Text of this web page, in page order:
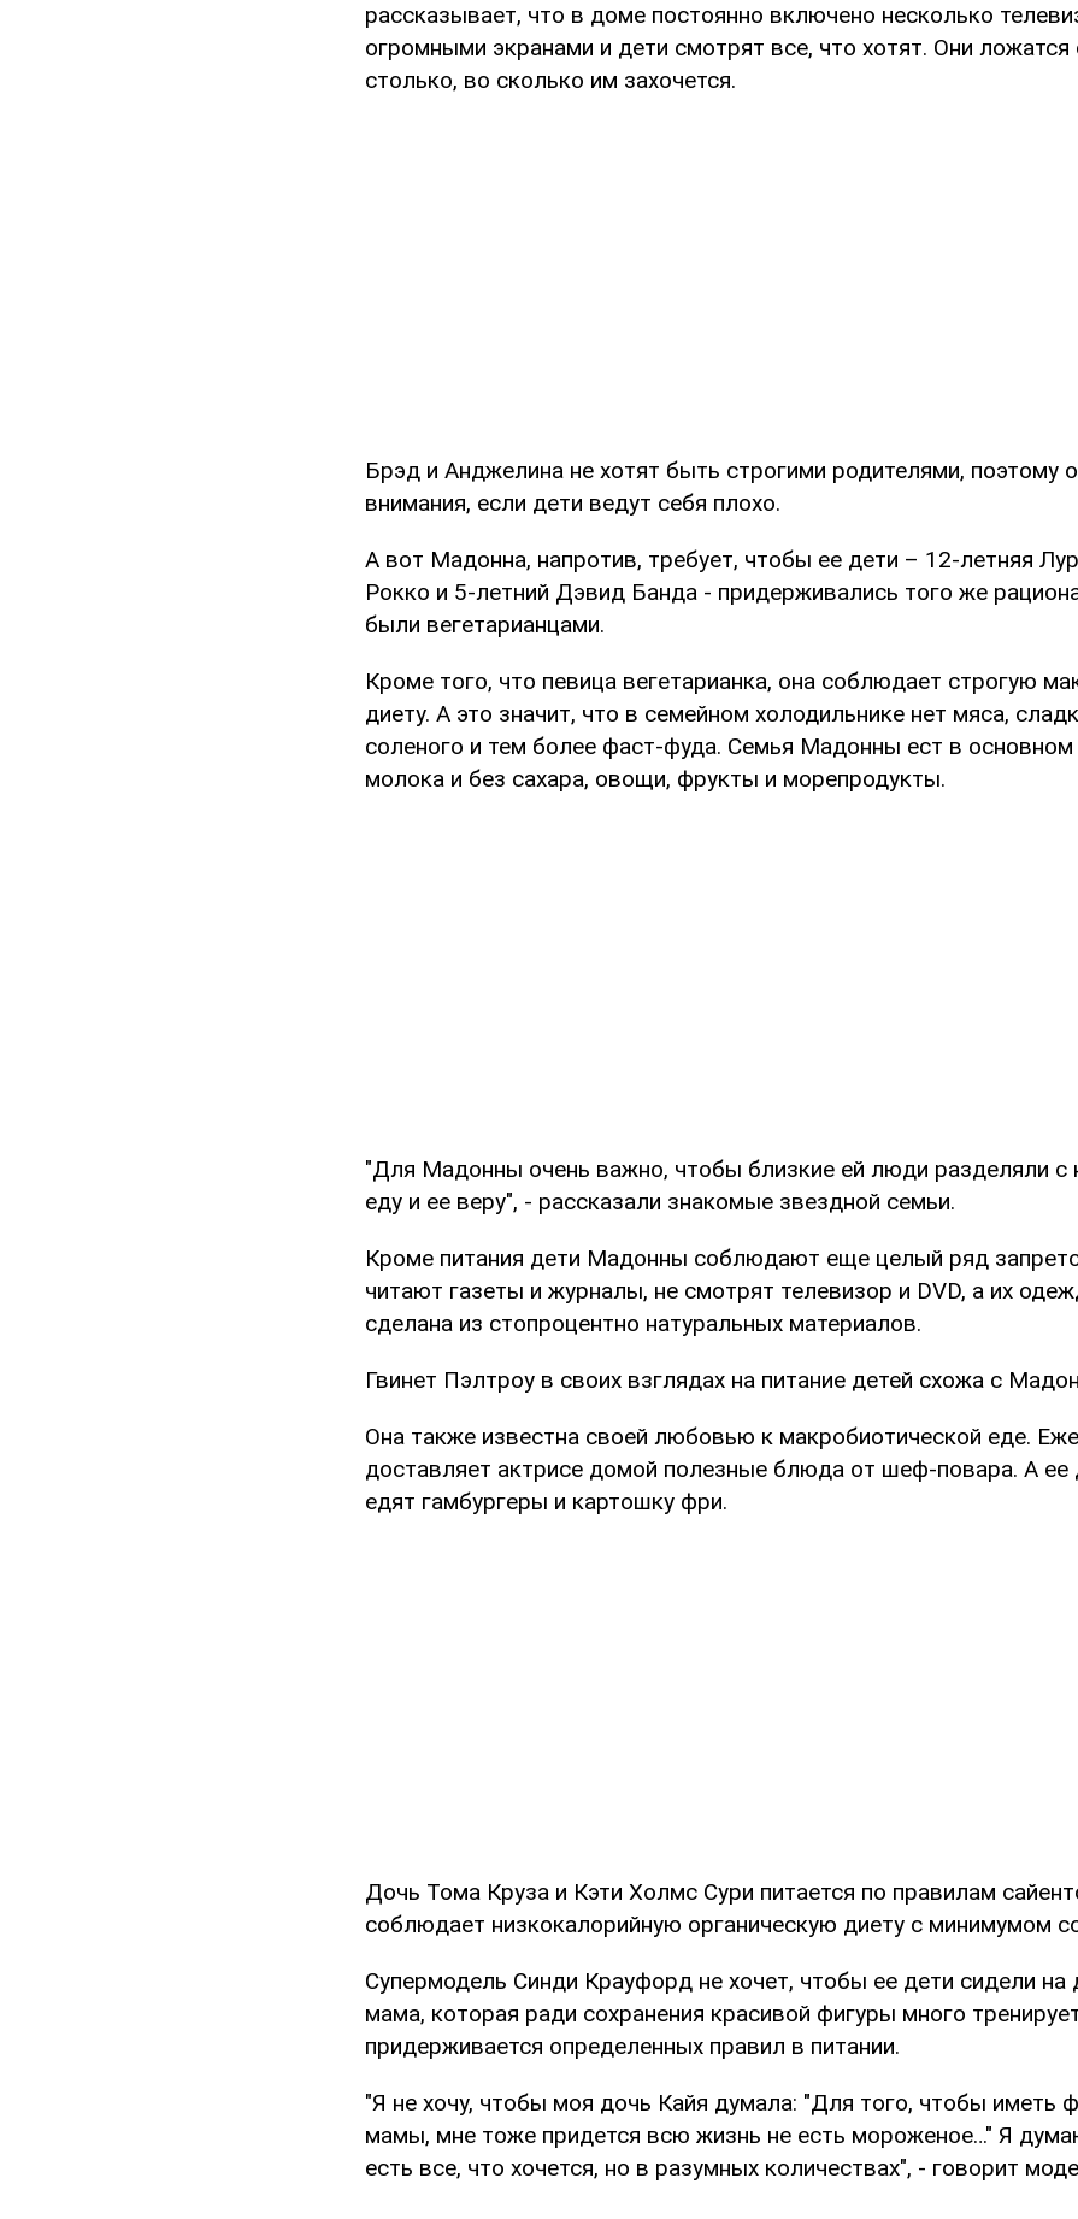
рассказывает, что в доме постоянно включено несколько
огромными экранами и дети смотрят все, что хотят. Они ложатся
столько, во сколько им захочется.
Брэд и Анджелина не хотят быть строгими родителями, поэтому
внимания, если дети ведут себя плохо.
А вот Мадонна, напротив, требует, чтобы ее дети – 12-летняя
Рокко и 5-летний Дэвид Банда - придерживались того же
были вегетарианцами.
Кроме того, что певица вегетарианка, она соблюдает строгую
диету. А это значит, что в семейном холодильнике нет мяса,
соленого и тем более фаст-фуда. Семья Мадонны ест в
молока и без сахара, овощи, фрукты и морепродукты.
"Для Мадонны очень важно, чтобы близкие ей люди разделяли с
еду и ее веру", - рассказали знакомые звездной семьи.
Кроме питания дети Мадонны соблюдают еще целый ряд
читают газеты и журналы, не смотрят телевизор и DVD, а их
сделана из стопроцентно натуральных материалов.
Гвинет Пэлтроу в своих взглядах на питание детей схожа с
Она также известна своей любовью к макробиотической еде.
доставляет актрисе домой полезные блюда от шеф-повара. А ее
едят гамбургеры и картошку фри.
Дочь Тома Круза и Кэти Холмс Сури питается по правилам
соблюдает низкокалорийную органическую диету с минимумом
Супермодель Синди Крауфорд не хочет, чтобы ее дети сидели на
мама, которая ради сохранения красивой фигуры много
придерживается определенных правил в питании.
"Я не хочу, чтобы моя дочь Кайя думала: "Для того, чтобы иметь
мамы, мне тоже придется всю жизнь не есть мороженое…" Я
есть все, что хочется, но в разумных количествах", - говорит